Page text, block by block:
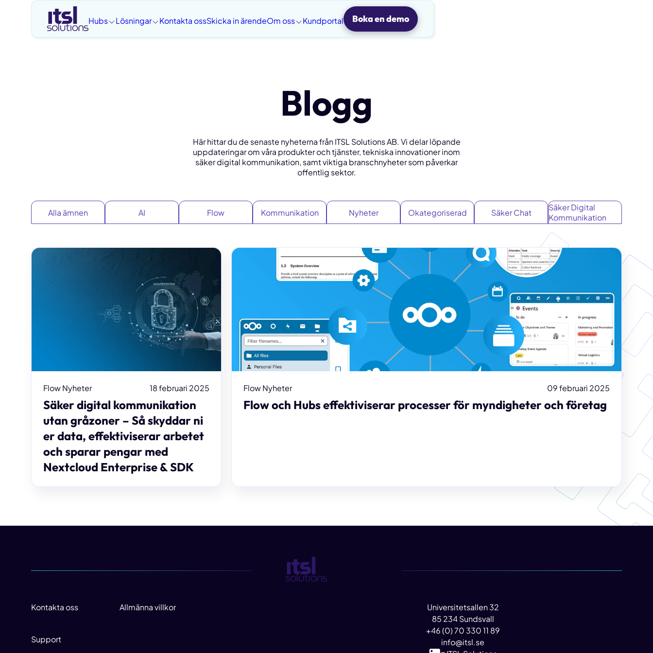
Hubs Lösningar Kontakta ossSkicka in ärendeOm oss Kundportal Boka en demo
Blogg
Här hittar du de senaste nyheterna från ITSL Solutions AB. Vi delar löpande
uppdateringar om våra produkter och tjänster, tekniska innovationer inom
säker digital kommunikation, samt viktiga branschnyheter som påverkar
offentlig sektor.
Alla ämnen AI Flow Kommunikation Nyheter Okategoriserad Säker Chat
Säker Digital
Kommunikation
Flow Nyheter 18 februari 2025
Säker digital kommunikation
utan gråzoner – Så skyddar ni
er data, effektiviserar arbetet
och sparar pengar med
Nextcloud Enterprise & SDK
Flow Nyheter 09 februari 2025
Flow och Hubs effektiviserar processer för myndigheter och företag
Kontakta oss
Support
Allmänna villkor
Universitetsallen 32
85 234 Sundsvall
+46 (0) 70 330 11 89
info@itsl.se